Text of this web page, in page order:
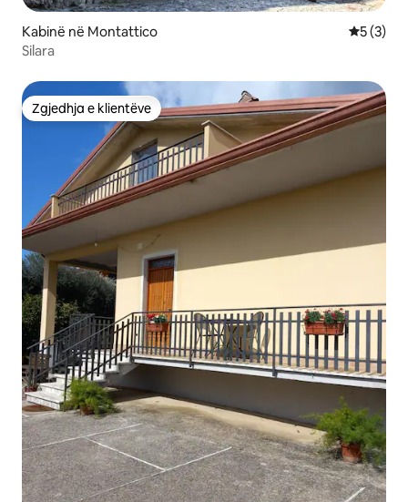
Kabinë në Montattico
5 (3)
Silara
Zgjedhja e klientëve
Zgjedhja e klientëve